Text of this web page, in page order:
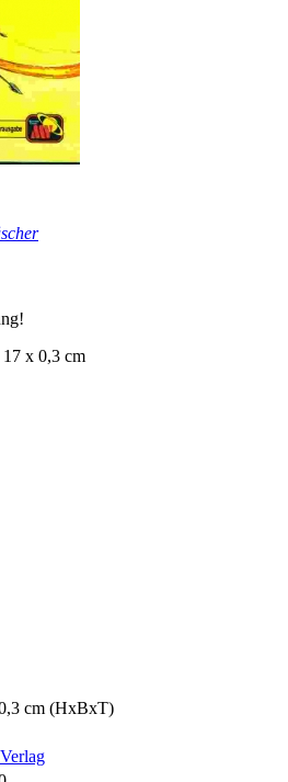
x 0,3 cm
cm (HxBxT)